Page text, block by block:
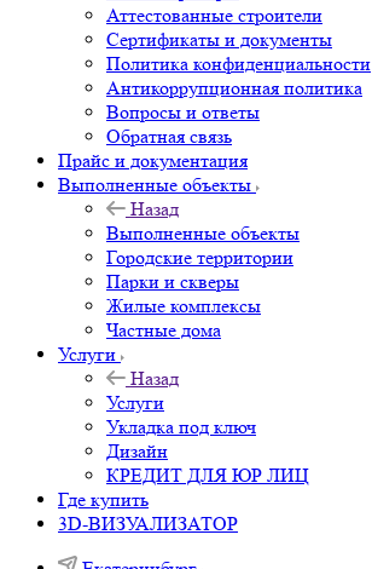
Аттестованные строители
Сертификаты и документы
Политика конфиденциальности
Антикоррупционная политика
Вопросы и ответы
Обратная связь
Прайс и документация
Выполненные объекты
Назад
Выполненные объекты
Городские территории
Парки и скверы
Жилые комплексы
Частные дома
Услуги
Назад
Услуги
Укладка под ключ
Дизайн
КРЕДИТ ДЛЯ ЮР ЛИЦ
Где купить
3D-ВИЗУАЛИЗАТОР